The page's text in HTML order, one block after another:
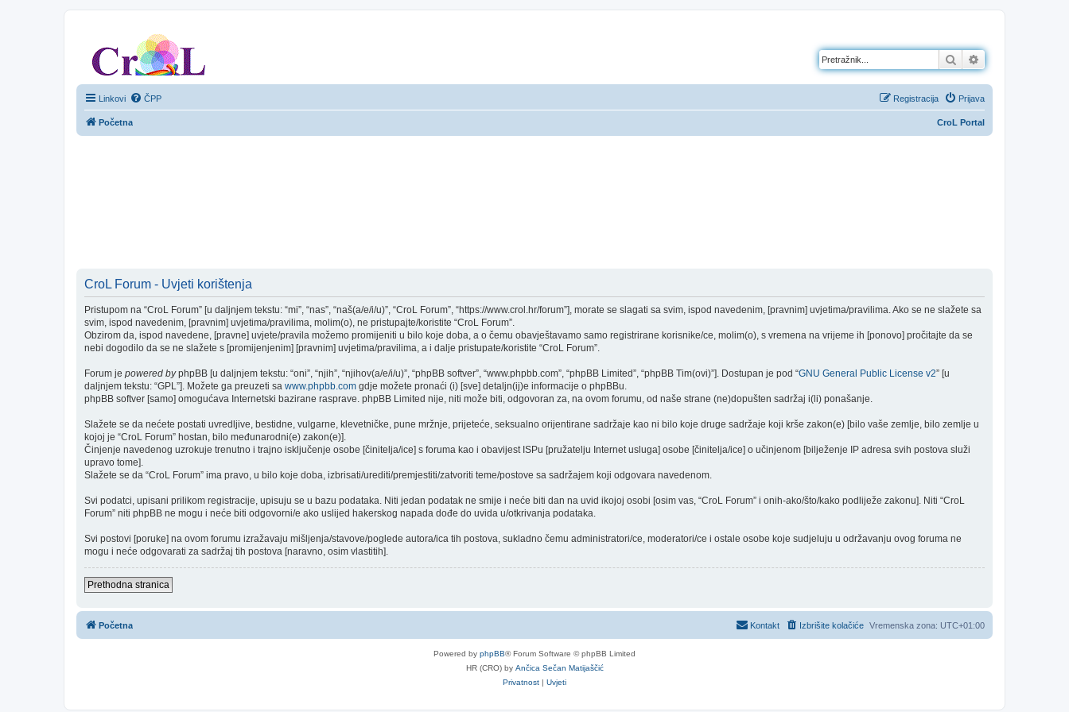
Pretražnik
Linkovi ČPP Prijava
Registracija
CroL Portal
Početna
CroL Forum - Uvjeti korištenja
Pristupom na “CroL Forum” [u daljnjem tekstu: “mi”, “nas”, “naš(a/e/i/u)”, “CroL Forum”, “https://www.crol.hr/forum”], morate se slagati sa svim, ispod navedenim, [pravnim] uvjetima/pravilima. Ako se ne slažete sa
svim, ispod navedenim, [pravnim] uvjetima/pravilima, molim(o), ne pristupajte/koristite “CroL Forum”.
Obzirom da, ispod navedene, [pravne] uvjete/pravila možemo promijeniti u bilo koje doba, a o čemu obavještavamo samo registrirane korisnike/ce, molim(o), s vremena na vrijeme ih [ponovo] pročitajte da se
nebi dogodilo da se ne slažete s [promijenjenim] [pravnim] uvjetima/pravilima, a i dalje pristupate/koristite “CroL Forum”.
Forum je powered byphpBB [u daljnjem tekstu: “oni”, “njih”, “njihov(a/e/i/u)”, “phpBB softver”, “www.phpbb.com”, “phpBB Limited”, “phpBB Tim(ovi)”]. Dostupan je pod “GNU General Public License v2” [u
daljnjem tekstu: “GPL”]. Možete ga preuzeti sa www.phpbb.com gdje možete pronaći (i) [sve] detaljn(ij)e informacije o phpBBu.
phpBB softver [samo] omogućava Internetski bazirane rasprave. phpBB Limited nije, niti može biti, odgovoran za, na ovom forumu, od naše strane (ne)dopušten sadržaj i(li) ponašanje.
Slažete se da nećete postati uvredljive, bestidne, vulgarne, klevetničke, pune mržnje, prijeteće, seksualno orijentirane sadržaje kao ni bilo koje druge sadržaje koji krše zakon(e) [bilo vaše zemlje, bilo zemlje u
kojoj je “CroL Forum” hostan, bilo međunarodni(e) zakon(e)].
Činjenje navedenog uzrokuje trenutno i trajno isključenje osobe [činitelja/ice] s foruma kao i obavijest ISPu [pružatelju Internet usluga] osobe [činitelja/ice] o učinjenom [bilježenje IP adresa svih postova služi
upravo tome].
Slažete se da “CroL Forum” ima pravo, u bilo koje doba, izbrisati/urediti/premjestiti/zatvoriti teme/postove sa sadržajem koji odgovara navedenom.
Svi podatci, upisani prilikom registracije, upisuju se u bazu podataka. Niti jedan podatak ne smije i neće biti dan na uvid ikojoj osobi [osim vas, “CroL Forum” i onih-ako/što/kako podliježe zakonu]. Niti “CroL
Forum” niti phpBB ne mogu i neće biti odgovorni/e ako uslijed hakerskog napada dođe do uvida u/otkrivanja podataka.
Svi postovi [poruke] na ovom forumu izražavaju mišljenja/stavove/poglede autora/ica tih postova, sukladno čemu administratori/ce, moderatori/ce i ostale osobe koje sudjeluju u održavanju ovog foruma ne
mogu i neće odgovarati za sadržaj tih postova [naravno, osim vlastitih].
Prethodna stranica
Početna Vremenska zona: UTC+01:00
Izbrišite kolačiće
Kontakt
Powered by phpBB® Forum Software © phpBB Limited
HR (CRO) by Ančica Sečan Matijaščić
Privatnost | Uvjeti